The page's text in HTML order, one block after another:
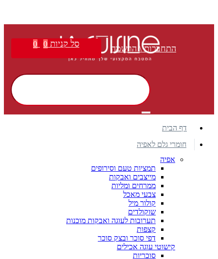
התחברות \ הרשמה סל קניות 0
0
דף הבית
חומרי גלם לאפיה
אפיה
תמציות טעם וסירופים
מייצבים ואבקות
ממרחים ומליות
צבעי מאכל
קולור מיל
שוקולדים
תערובות לעוגה ואבקות מוכנות
קצפות
דפי סוכר ובצק סוכר
קישוטי עוגה אכילים
סוכריות